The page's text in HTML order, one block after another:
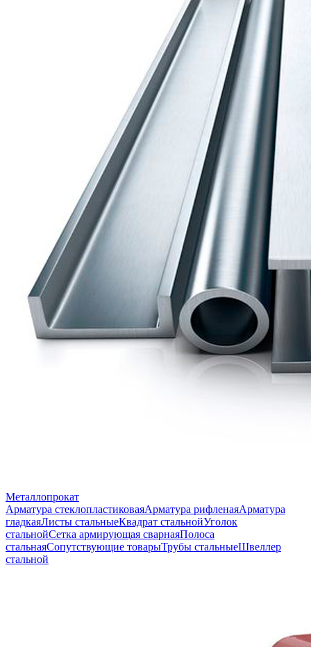
Металлопрокат
Арматура стеклопластиковаяАрматура рифленаяАрматура
гладкаяЛисты стальныеКвадрат стальнойУголок
стальнойСетка армирующая сварнаяПолоса
стальнаяСопутствующие товарыТрубы стальныеШвеллер
стальной